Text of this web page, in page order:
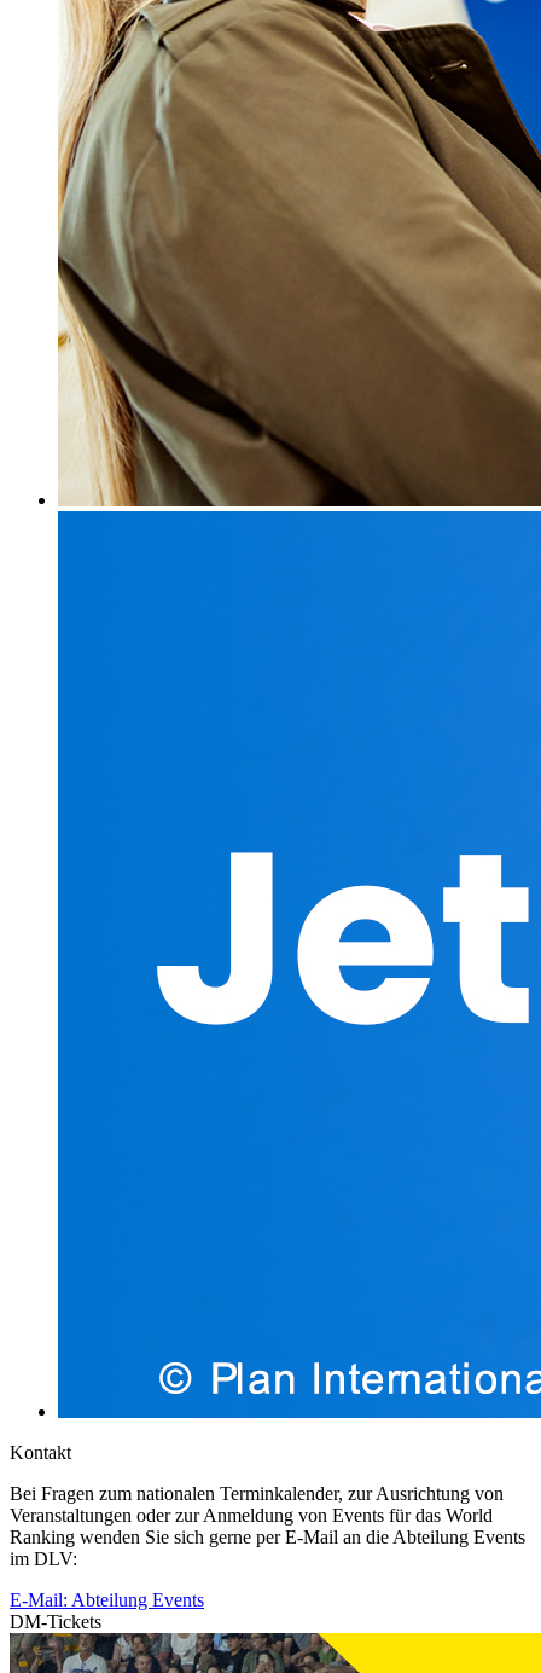
Kontakt
Bei Fragen zum nationalen Terminkalender, zur Ausrichtung von
Veranstaltungen oder zur Anmeldung von Events für das World
Ranking wenden Sie sich gerne per E-Mail an die Abteilung Events
im DLV:
E-Mail: Abteilung Events
DM-Tickets